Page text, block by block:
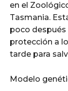
en el
Tasmania.
poco
protección a
tarde para
Modelo